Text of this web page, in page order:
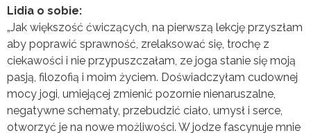
Lidia o sobie:
„Jak większość ćwiczących, na pierwszą lekcję przyszłam
aby poprawić sprawność, zrelaksować się, trochę z
ciekawości i nie przypuszczałam, ze joga stanie się moją
pasją, filozofią i moim życiem. Doświadczyłam cudownej
mocy jogi, umiejącej zmienić pozornie nienaruszalne,
negatywne schematy, przebudzić ciało, umysł i serce,
otworzyć je na nowe możliwości. W jodze fascynuje mnie